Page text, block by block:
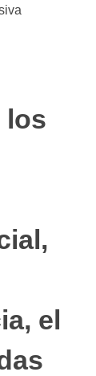
los
el